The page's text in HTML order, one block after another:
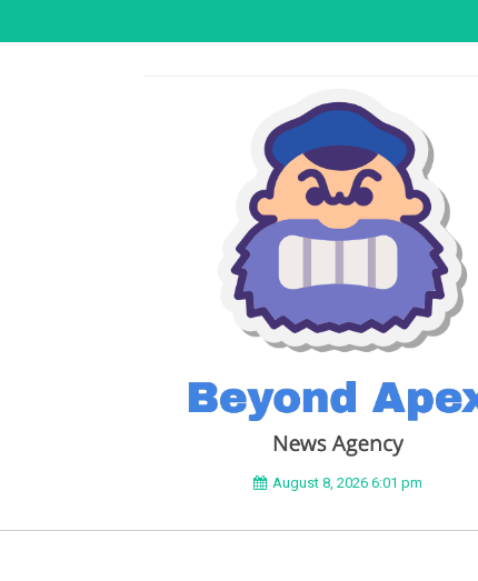
BEYOND APEX
August 8, 2026 6:01 pm